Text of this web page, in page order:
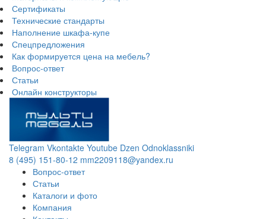
Сертификаты
Технические стандарты
Наполнение шкафа-купе
Спецпредложения
Как формируется цена на мебель?
Вопрос-ответ
Статьи
Онлайн конструкторы
Telegram Vkontakte Youtube Dzen Odnoklassniki
8 (495) 151-80-12 mm2209118@yandex.ru
Вопрос-ответ
Статьи
Каталоги и фото
Компания